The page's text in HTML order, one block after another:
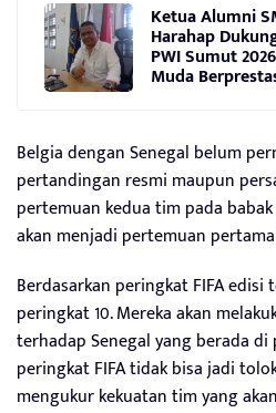
Ketua Alumni
Harahap
PWI Sumut
Muda
Belgia dengan Senegal belum
pertandingan resmi maupun
pertemuan kedua tim pada
akan menjadi pertemuan
Berdasarkan peringkat FIFA
peringkat 10. Mereka akan
terhadap Senegal yang berada di
peringkat FIFA tidak bisa jadi
mengukur kekuatan tim yang